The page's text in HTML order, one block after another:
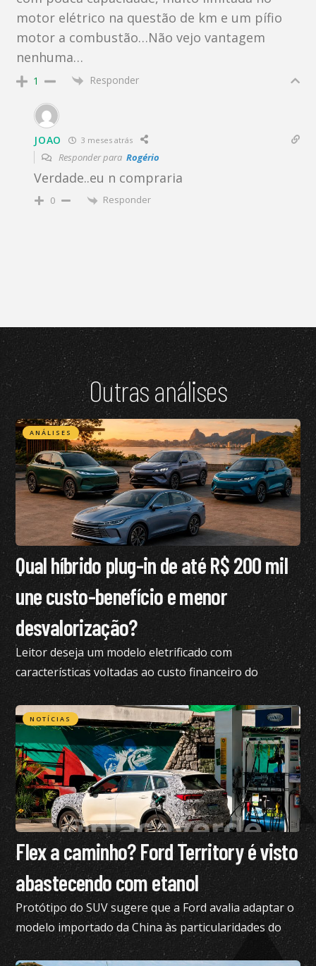
motor elétrico na questão de km e um pífio
motor a combustão…Não vejo vantagem
nenhuma…
1 Responder
JOAO 3 meses atrás
Responder paraRogério
Verdade..eu n compraria
0 Responder
Outras análises
ANÁLISES
Qual híbrido plug-in de até R$ 200 mil
une custo-benefício e menor
desvalorização?
Leitor deseja um modelo eletrificado com
características voltadas ao custo financeiro do
produto e pediu nossa análise completa
NOTÍCIAS
Flex a caminho? Ford Territory é visto
abastecendo com etanol
Protótipo do SUV sugere que a Ford avalia adaptar o
modelo importado da China às particularidades do
mercado brasileiro